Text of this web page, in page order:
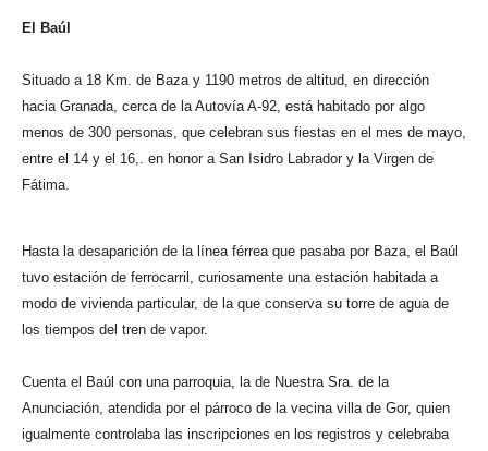
El Baúl
Situado a 18 Km. de Baza y 1190 metros de altitud, en dirección
hacia Granada, cerca de la Autovía A-92, está habitado por algo
menos de 300 personas, que celebran sus fiestas en el mes de mayo,
entre el 14 y el 16,. en honor a San Isidro Labrador y la Virgen de
Fátima.
Hasta la desaparición de la línea férrea que pasaba por Baza, el Baúl
tuvo estación de ferrocarril, curiosamente una estación habitada a
modo de vivienda particular, de la que conserva su torre de agua de
los tiempos del tren de vapor.
Cuenta el Baúl con una parroquia, la de Nuestra Sra. de la
Anunciación, atendida por el párroco de la vecina villa de Gor, quien
igualmente controlaba las inscripciones en los registros y celebraba